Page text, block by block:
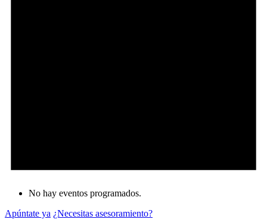
No hay eventos programados.
Apúntate ya ¿Necesitas asesoramiento?